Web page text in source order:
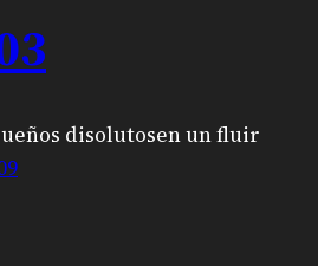
disolutosen un fluir